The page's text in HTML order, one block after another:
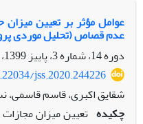
عوامل مؤثر بر تعیین
عدم قصاص (تحلیل موردی
دوره 14، شماره 3، پاییز 1399، صفحه
jss.2020.244226
شقایق اکبری، قاسم قاسمی،
چکیده